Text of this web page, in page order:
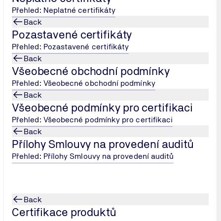
Přehled: Neplatné certifikáty
Back
Pozastavené certifikáty
Přehled: Pozastavené certifikáty
Back
Všeobecné obchodní podmínky
Přehled: Všeobecné obchodní podmínky
Back
Všeobecné podmínky pro certifikaci
Přehled: Všeobecné podmínky pro certifikaci
Back
Přílohy Smlouvy na provedení auditů
Přehled: Přílohy Smlouvy na provedení auditů
Back
Certifikace produktů
ISO 9001, pravidla včetně schválených interpretací
IATF 16949 dozorován německou kanceláří VDA-QMC (
IATF 16949 a organizace je zanesena do celosvětové
určená k provozu na veřejných pozemních komunikacích.
zákazníka a zabudované do automobilu v průběhu jeho
dílů